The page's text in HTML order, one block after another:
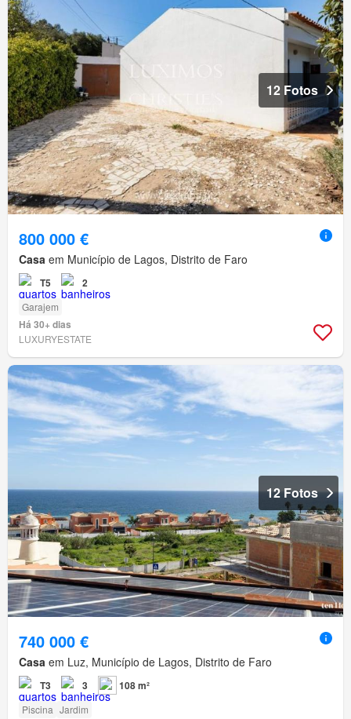
12 Fotos
800 000 €
Casa em Município de Lagos, Distrito de Faro
T5 2
Garajem
Há 30+ dias
LUXURYESTATE
12 Fotos
740 000 €
Casa em Luz, Município de Lagos, Distrito de Faro
T3 3 108 m²
Piscina Jardim